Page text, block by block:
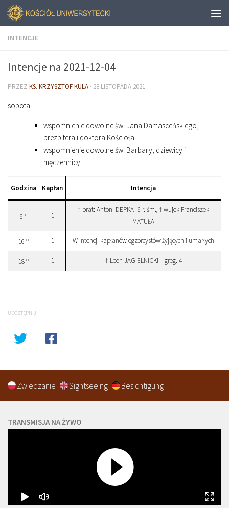
INTENCJE
Intencje na 2021-12-04
PRZEZ KS. KRZYSZTOF KULA · 28 LISTOPADA 2021
sobota
wspomnienie dowolne św. Jana Damasceńskiego,
prezbitera i doktora Kościoła
wspomnienie dowolne św. Barbary, dziewicy i
męczennicy
Godzina Kapłan Intencja
630 1
† brat: Antoni DEPKA- 6 r. śm., † wujek Franciszek
MATUŁA
1600 1 W intencji kapłanów egzorcystów żyjących i umarłych
1800 1 † Leon JAGIELNICKI – greg. 4
UDOSTĘPNIJ
Zwiedzanie Sightseeing Besichtigung
TRANSMISJA NA ŻYWO